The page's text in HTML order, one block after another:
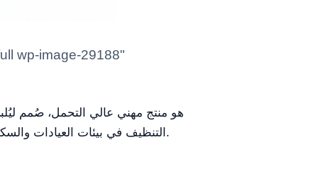
التنظيف في بيئات العيادات والسكن. إنه حل إقامة متميّز مُكوّن من فولاذ 304 المقاوم للصدأ، ويوفر بيئة آمنة ونظيفة للحيوانات من جميع الأحجام.